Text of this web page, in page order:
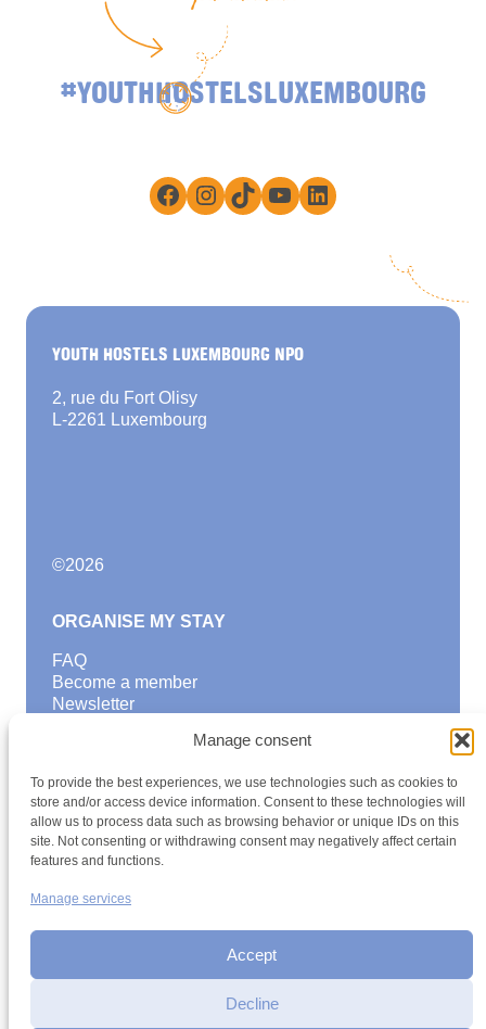
Manage consent
To provide the best experiences, we use technologies such as cookies to
store and/or access device information. Consent to these technologies will
allow us to process data such as browsing behavior or unique IDs on this
site. Not consenting or withdrawing consent may negatively affect certain
features and functions.
Manage services
Accept
Decline
#YOUTHHOSTELSLUXEMBOURG
Facebook
Instagram
TikTokYouTube
LinkedIn
YOUTH HOSTELS LUXEMBOURG NPO
2, rue du Fort Olisy
L-2261 Luxembourg
©2026
ORGANISE MY STAY
FAQ
Become a member
Newsletter
Find a youth hostel
Discover activities
School Trips and group excursions
Teambuilding
Youth Hostels Luxembourg NPO